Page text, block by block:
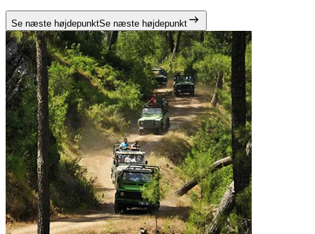
Se næste højdepunktSe næste højdepunkt